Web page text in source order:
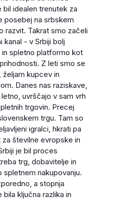
idealen trenutek za
posebej na srbskem
razvit. Takrat smo začeli
kanal - v Srbiji bolj
spletno platformo kot
Z leti smo se
željam kupcev in
Danes nas raziskave,
uvrščajo v sam vrh
trgovin. Precej
trgu. Tam so
igralci, hkrati pa
številne evropske in
je bil proces
trg, dobavitelje in
nakupovanju.
a stopnja
ključna razlika in